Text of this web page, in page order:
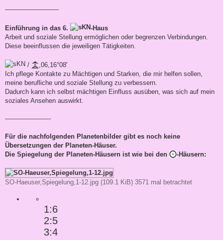
---------------------------
Einführung in das 6.
-Haus
Arbeit und soziale Stellung ermöglichen oder begrenzen Verbindungen.
Diese beeinflussen die jeweiligen Tätigkeiten.
/
,06,16°08'
Ich pflege Kontakte zu Mächtigen und Starken, die mir helfen sollen,
meine berufliche und soziale Stellung zu verbessern.
Dadurch kann ich selbst mächtigen Einfluss ausüben, was sich auf mein
soziales Ansehen auswirkt.
-----------------------
Für die nachfolgenden Planetenbilder gibt es noch keine
Übersetzungen der Planeten-Häuser.
Die Spiegelung der Planeten-Häusern ist wie bei den
-Häusern:
SO-Haeuser,Spiegelung,1-12.jpg (109.1 KiB) 3571 mal betrachtet
1:6
2:5
3:4